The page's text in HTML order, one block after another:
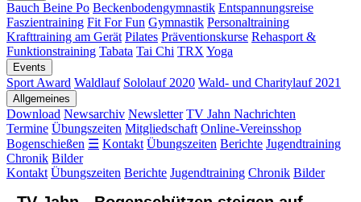
Bauch Beine Po Beckenbodengymnastik Entspannungsreise
Faszientraining Fit For Fun Gymnastik Personaltraining
Krafttraining am Gerät Pilates Präventionskurse Rehasport &
Funktionstraining Tabata Tai Chi TRX Yoga
Events
Sport Award Waldlauf Sololauf 2020 Wald- und Charitylauf 2021
Allgemeines
Download Newsarchiv Newsletter TV Jahn Nachrichten
Termine Übungszeiten Mitgliedschaft Online-Vereinsshop
Bogenschießen ☰ Kontakt Übungszeiten Berichte Jugendtraining
Chronik Bilder
Kontakt Übungszeiten Berichte Jugendtraining Chronik Bilder